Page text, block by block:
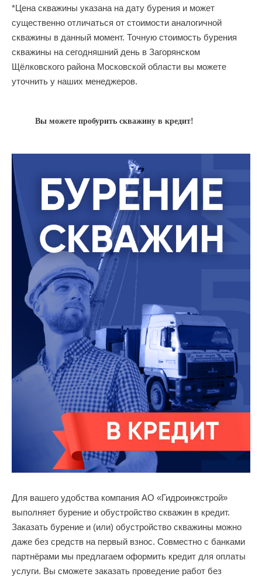
*Цена скважины указана на дату бурения и может
существенно отличаться от стоимости аналогичной
скважины в данный момент. Точную стоимость бурения
скважины на сегодняшний день в Загорянском
Щёлковского района Московской области вы можете
уточнить у наших менеджеров.
Вы можете пробурить скважину в кредит!
Для вашего удобства компания АО «Гидроинжстрой»
выполняет бурение и обустройство скважин в кредит.
Заказать бурение и (или) обустройство скважины можно
даже без средств на первый взнос. Совместно с банками
партнёрами мы предлагаем оформить кредит для оплаты
услуги. Вы сможете заказать проведение работ без